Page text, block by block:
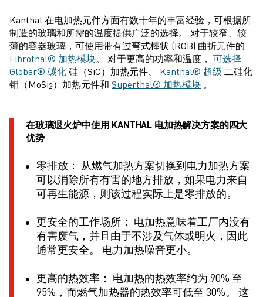
Kanthal 在电加热元件方面有数十年的丰富经验，可根据所
制造的玻璃和所需的温度提供广泛的选择。 对于较窄、较
薄的容器玻璃，可使用带有过弯式棒状 (ROB) 曲折元件的
Fibrothal® 加热模块。 对于更高的功率和温度， 可选择
Globar® 碳化硅（SiC）加热元件、 Kanthal® 超级 二硅化
钼（MoSi2）加热元件和 Superthal® 加热模块 。
在玻璃退火炉中使用 KANTHAL 电加热解决方案的四大
优势
零排放： 从燃气加热方案切换到电力加热方案
可以消除所有有害的地方排放，如果电力来自
可再生能源，则该过程实际上是零排放的。
更安全的工作场所： 电加热意味着工厂内没有
有害废气，并且由于不涉及气体或明火，因此
通常更安全。 电力加热噪音更小。
更高的热效率： 电加热的热效率约为 90% 至
95%，而燃气加热器的热效率可低至 30%。 这